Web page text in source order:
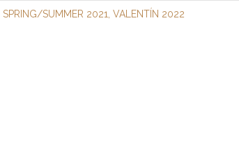
SPRING/SUMMER 2021, VALENTÍN 2022